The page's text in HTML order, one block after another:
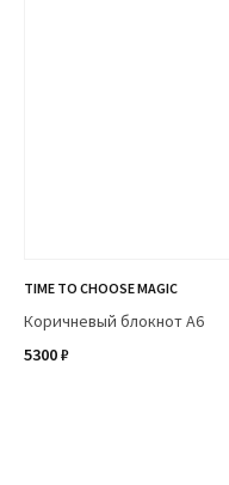
TIME TO CHOOSE MAGIC
Коричневый блокнот А6
5300 ₽